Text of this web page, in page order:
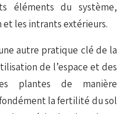
éléments du système,
et les intrants extérieurs.
autre pratique clé de la
de l’espace et des
plantes de manière
la fertilité du sol